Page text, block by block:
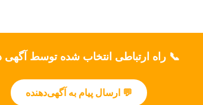
📞 راه ارتباطی انتخاب شده توسط آگهی
💬 ارسال پیام به آگهی‌دهنده